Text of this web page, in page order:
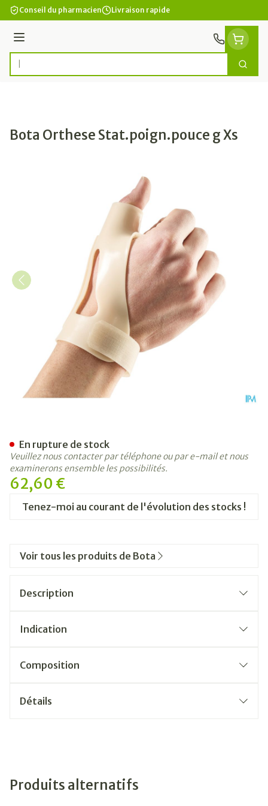
Aller au contenu
Conseil du pharmacien Livraison rapide
Menu
Rechercher
Bota Orthese Stat.poign.pouce g Xs
62,60 €
Tenez-moi au courant de l'évolution des stocks !
En rupture de stock
Veuillez nous contacter par téléphone ou par e-mail et nous
examinerons ensemble les possibilités.
Voir tous les produits de Bota
Description
Indication
Composition
Détails
Produits alternatifs